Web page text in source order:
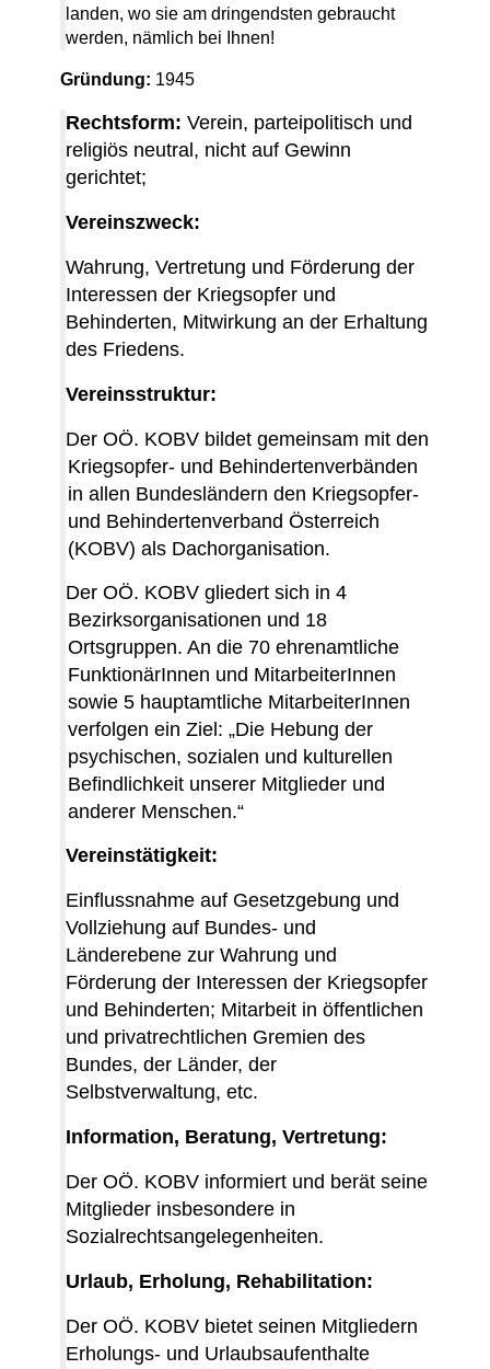
landen, wo sie am dringendsten gebraucht
werden, nämlich bei Ihnen!
Gründung: 1945
Rechtsform: Verein, parteipolitisch und
religiös neutral, nicht auf Gewinn
gerichtet;
Vereinszweck:
Wahrung, Vertretung und Förderung der
Interessen der Kriegsopfer und
Behinderten, Mitwirkung an der Erhaltung
des Friedens.
Vereinsstruktur:
Der OÖ. KOBV bildet gemeinsam mit den
Kriegsopfer- und Behindertenverbänden
in allen Bundesländern den Kriegsopfer-
und Behindertenverband Österreich
(KOBV) als Dachorganisation.
Der OÖ. KOBV gliedert sich in 4
Bezirksorganisationen und 18
Ortsgruppen. An die 70 ehrenamtliche
FunktionärInnen und MitarbeiterInnen
sowie 5 hauptamtliche MitarbeiterInnen
verfolgen ein Ziel: „Die Hebung der
psychischen, sozialen und kulturellen
Befindlichkeit unserer Mitglieder und
anderer Menschen.“
Vereinstätigkeit:
Einflussnahme auf Gesetzgebung und
Vollziehung auf Bundes- und
Länderebene zur Wahrung und
Förderung der Interessen der Kriegsopfer
und Behinderten; Mitarbeit in öffentlichen
und privatrechtlichen Gremien des
Bundes, der Länder, der
Selbstverwaltung, etc.
Information, Beratung, Vertretung:
Der OÖ. KOBV informiert und berät seine
Mitglieder insbesondere in
Sozialrechtsangelegenheiten.
Urlaub, Erholung, Rehabilitation:
Der OÖ. KOBV bietet seinen Mitgliedern
Erholungs- und Urlaubsaufenthalte